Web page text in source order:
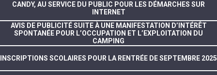
CANDY, AU SERVICE DU PUBLIC POUR LES DÉMARCHES SUR
INTERNET
AVIS DE PUBLICITÉ SUITE À UNE MANIFESTATION D’INTÉRÊT
SPONTANÉE POUR L’OCCUPATION ET L’EXPLOITATION DU
CAMPING
INSCRIPTIONS SCOLAIRES POUR LA RENTRÉE DE SEPTEMBRE 2025